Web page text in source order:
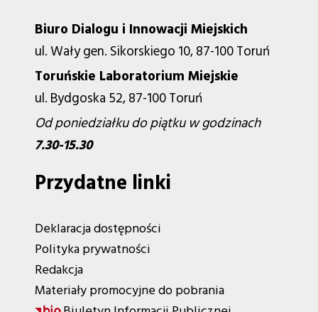
Biuro Dialogu i Innowacji Miejskich
ul. Wały gen. Sikorskiego 10, 87-100 Toruń
Toruńskie Laboratorium Miejskie
ul. Bydgoska 52, 87-100 Toruń
Od poniedziałku do piątku w godzinach
7.30-15.30
Przydatne linki
Deklaracja dostępności
Polityka prywatności
Redakcja
Materiały promocyjne do pobrania